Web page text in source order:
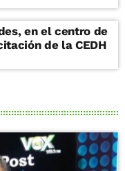
en el centro de
de la CEDH